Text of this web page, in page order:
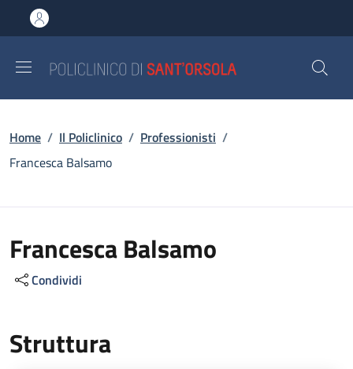
al contenuto principale
to footer content
Briciole di pane
Home / Il Policlinico / Professionisti /
Francesca Balsamo
Francesca Balsamo
Condividi
Struttura